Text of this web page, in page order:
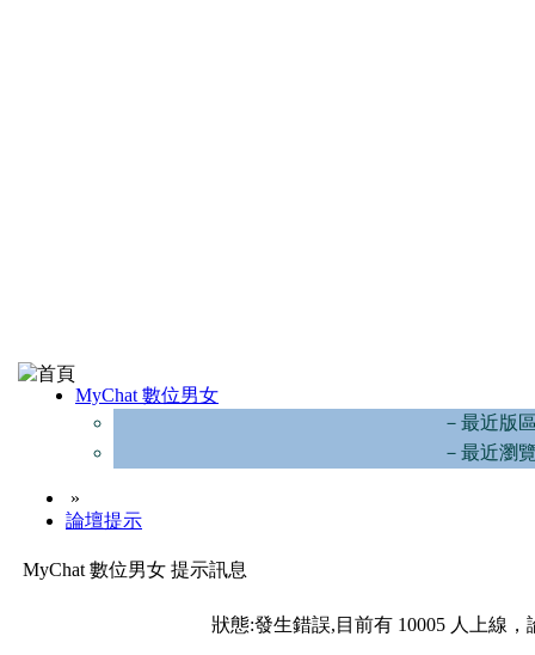
MyChat 數位男女
－最近版
－最近瀏
»
論壇提示
MyChat 數位男女 提示訊息
狀態:發生錯誤,目前有 10005 人上線